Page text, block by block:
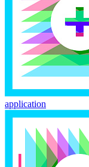
application